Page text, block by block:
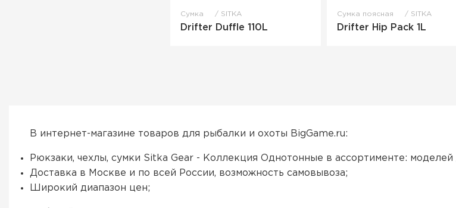
Сумка SITKA
Drifter Duffle 110L
Сумка поясная SITKA
Drifter Hip Pack 1L
В интернет-магазине товаров для рыбалки и охоты BigGame.ru:
Рюкзаки, чехлы, сумки Sitka Gear - Коллекция Однотонные в ассортименте: моделей
Доставка в Москве и по всей России, возможность самовывоза;
Широкий диапазон цен;